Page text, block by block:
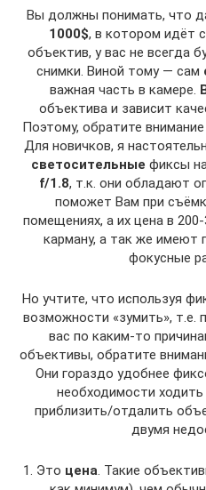
Вы должны понимать, что
1000$, в котором идёт
объектив, у вас не всегда
снимки. Виной тому — сам
важная часть в камере.
объектива и зависит
Поэтому, обратите
Для новичков, я
светосительные фиксы
f/1.8, т.к. они обладают
поможет Вам при
помещениях, а их цена в
карману, а так же имеют
фокусные
Но учтите, что используя
возможности «зумить», т.е.
вас по каким-то
объективы, обратите
Они гораздо удобнее
необходимости
приблизить/отдалить
двумя
1. Это цена. Такие